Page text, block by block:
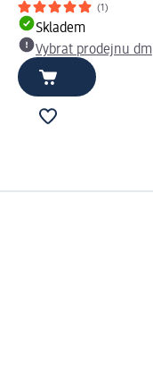
(1)
Skladem
Vybrat prodejnu dm